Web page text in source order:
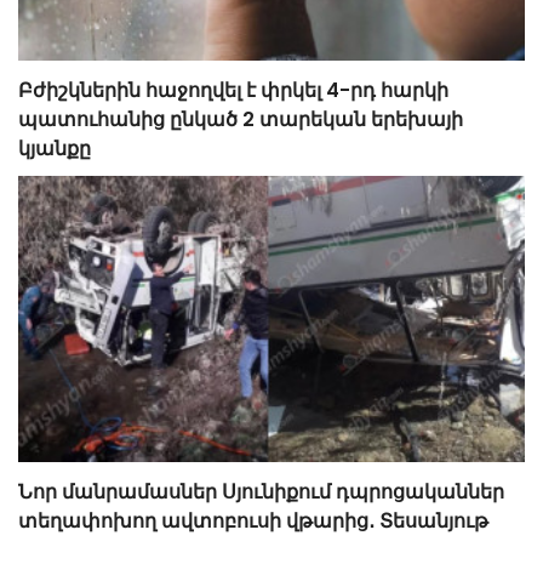
Բժիշկներին հաջողվել է փրկել 4-րդ հարկի
պատուհանից ընկած 2 տարեկան երեխայի
կյանքը
Նոր մանրամասներ Սյունիքում դպրոցականներ
տեղափոխող ավտոբուսի վթարից․ Տեսանյութ